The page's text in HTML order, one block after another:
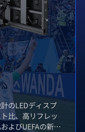
のLEDディスプ
比、高リフレッ
よびUEFAの新基